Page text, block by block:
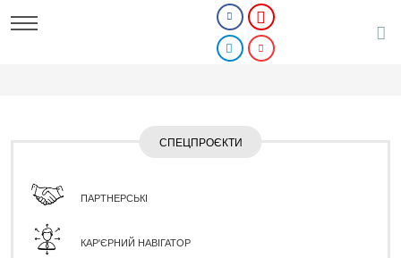
СПЕЦПРОЄКТИ
ПАРТНЕРСЬКІ
КАР'ЄРНИЙ НАВІГАТОР